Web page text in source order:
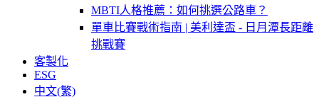
MBTI人格推薦：如何挑選公路車？
單車比賽戰術指南 | 美利達盃 - 日月潭長距離
挑戰賽
客製化
ESG
中文(繁)